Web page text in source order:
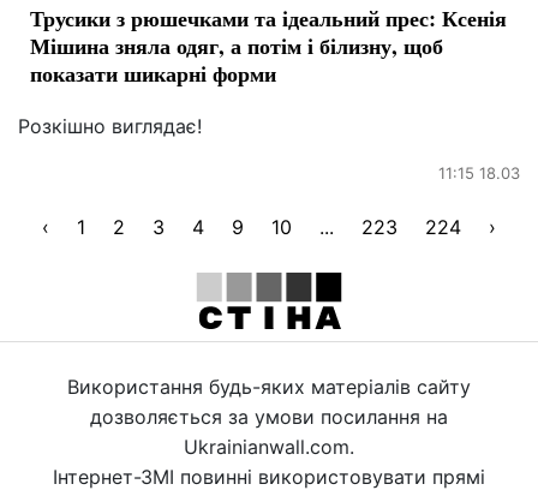
Трусики з рюшечками та ідеальний прес: Ксенія
Мішина зняла одяг, а потім і білизну, щоб
показати шикарні форми
Розкішно виглядає!
11:15 18.03
‹ 1 2 3 4 9 10 ... 223 224 ›
Використання будь-яких матеріалів сайту
дозволяється за умови посилання на
Ukrainianwall.com.
Інтернет-ЗМІ повинні використовувати прямі